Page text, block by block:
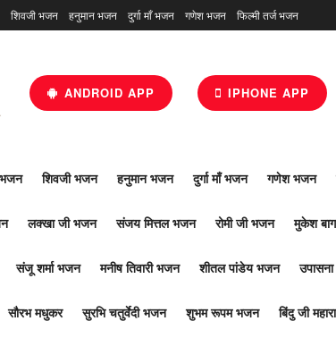
शिवजी भजन हनुमान भजन दुर्गा माँ भजन गणेश भजन फिल्मी तर्ज भजन
ANDROID APP IPHONE APP
भजन शिवजी भजन हनुमान भजन दुर्गा माँ भजन गणेश भजन
लक्खा जी भजन संजय मित्तल भजन रोमी जी भजन मुकेश
संजू शर्मा भजन मनीष तिवारी भजन शीतल पांडेय भजन
सौरभ मधुकर सुरभि चतुर्वेदी भजन शुभम रूपम भजन बिंदु जी